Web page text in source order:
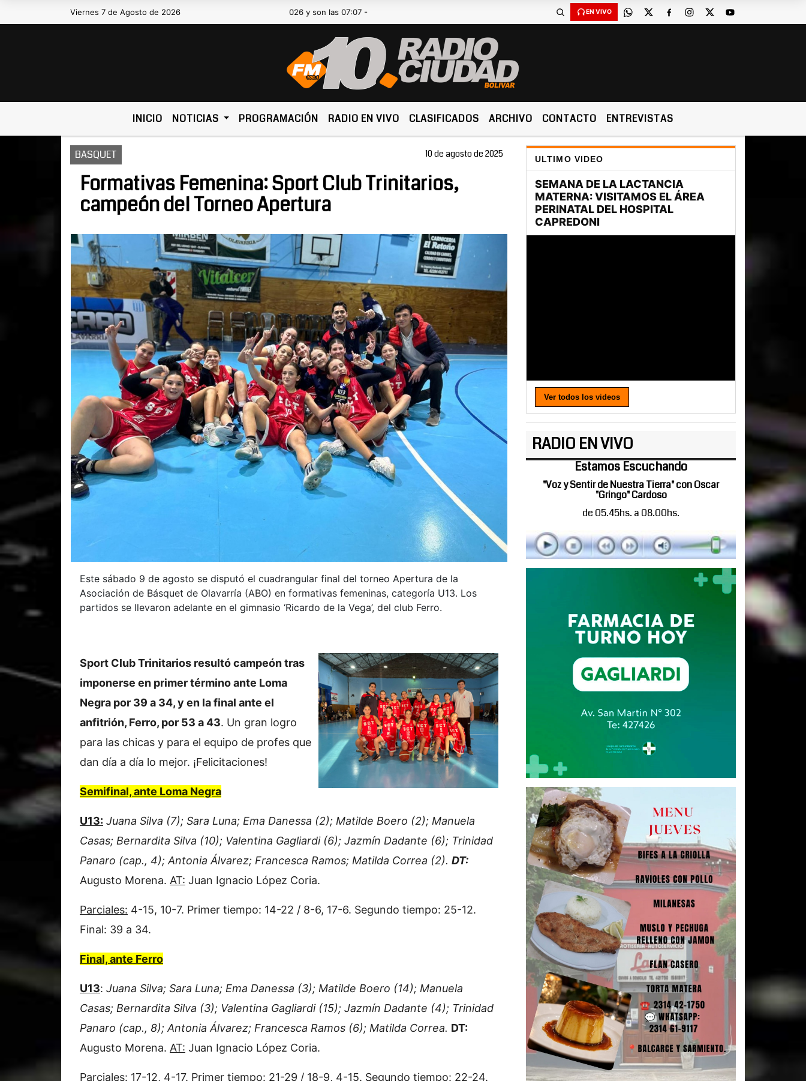
Viernes 7 de Agosto de 2026Hoy es Viernes 7 de Agosto de 2026 y son las 07:07 - EN VIVO
INICIO NOTICIAS PROGRAMACIÓN RADIO EN VIVO CLASIFICADOS ARCHIVO CONTACTO ENTREVISTAS
BASQUET 10 de agosto de 2025
Formativas Femenina: Sport Club Trinitarios,
campeón del Torneo Apertura
Este sábado 9 de agosto se disputó el cuadrangular final del torneo Apertura de la
Asociación de Básquet de Olavarría (ABO) en formativas femeninas, categoría U13. Los
partidos se llevaron adelante en el gimnasio ‘Ricardo de la Vega’, del club Ferro.
Sport Club Trinitarios resultó campeón tras
imponerse en primer término ante Loma
Negra por 39 a 34, y en la final ante el
anfitrión, Ferro, por 53 a 43. Un gran logro
para las chicas y para el equipo de profes que
dan día a día lo mejor. ¡Felicitaciones!
Semifinal, ante Loma Negra
U13: Juana Silva (7); Sara Luna; Ema Danessa (2); Matilde Boero (2); Manuela
Casas; Bernardita Silva (10); Valentina Gagliardi (6); Jazmín Dadante (6); Trinidad
Panaro (cap., 4); Antonia Álvarez; Francesca Ramos; Matilda Correa (2). DT:
Augusto Morena. AT: Juan Ignacio López Coria.
Parciales: 4-15, 10-7. Primer tiempo: 14-22 / 8-6, 17-6. Segundo tiempo: 25-12.
Final: 39 a 34.
Final, ante Ferro
U13: Juana Silva; Sara Luna; Ema Danessa (3); Matilde Boero (14); Manuela
Casas; Bernardita Silva (3); Valentina Gagliardi (15); Jazmín Dadante (4); Trinidad
Panaro (cap., 8); Antonia Álvarez; Francesca Ramos (6); Matilda Correa. DT:
Augusto Morena. AT: Juan Ignacio López Coria.
Parciales: 17-12, 4-17. Primer tiempo: 21-29 / 18-9, 4-15. Segundo tiempo: 22-24.
ULTIMO VIDEO
Ver todos los videos
RADIO EN VIVO
Estamos Escuchando
"Voz y Sentir de Nuestra Tierra" con Oscar
"Gringo" Cardoso
de 05.45hs. a 08.00hs.